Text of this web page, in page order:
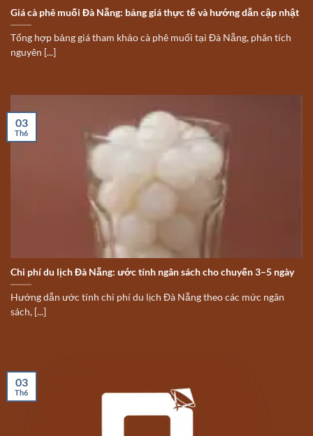
Giá cà phê muối Đà Nẵng: bảng giá thực tế và hướng dẫn cập nhật
Tổng hợp bảng giá tham khảo cà phê muối tại Đà Nẵng, phân tích
nguyên [...]
Chi phí du lịch Đà Nẵng: ước tính ngân sách cho chuyến 3–5 ngày
Hướng dẫn ước tính chi phí du lịch Đà Nẵng theo các mức ngân
sách, [...]
03
Th6
03
Th6